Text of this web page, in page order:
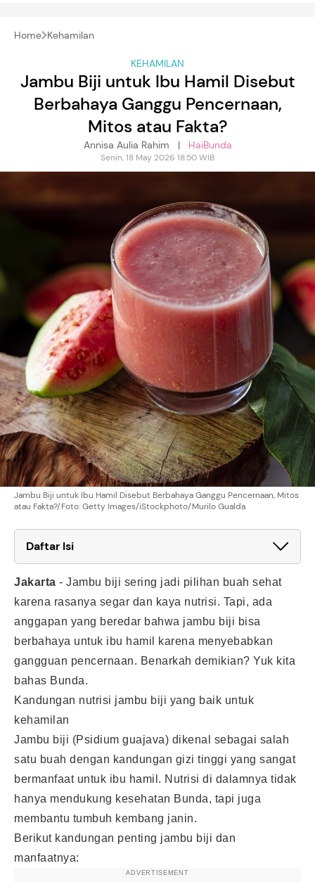
Home Kehamilan
KEHAMILAN
Jambu Biji untuk Ibu Hamil Disebut
Berbahaya Ganggu Pencernaan,
Mitos atau Fakta?
Annisa Aulia Rahim | HaiBunda
Senin, 18 May 2026 18:50 WIB
Jambu Biji untuk Ibu Hamil Disebut Berbahaya Ganggu Pencernaan, Mitos
atau Fakta?/Foto: Getty Images/iStockphoto/Murilo Gualda
Daftar Isi
Jakarta - Jambu biji sering jadi pilihan buah sehat
karena rasanya segar dan kaya nutrisi. Tapi, ada
anggapan yang beredar bahwa jambu biji bisa
berbahaya untuk ibu hamil karena menyebabkan
gangguan pencernaan. Benarkah demikian? Yuk kita
bahas Bunda.
Kandungan nutrisi jambu biji yang baik untuk
kehamilan
Jambu biji (Psidium guajava) dikenal sebagai salah
satu buah dengan kandungan gizi tinggi yang sangat
bermanfaat untuk ibu hamil. Nutrisi di dalamnya tidak
hanya mendukung kesehatan Bunda, tapi juga
membantu tumbuh kembang janin.
Berikut kandungan penting jambu biji dan
manfaatnya:
ADVERTISEMENT